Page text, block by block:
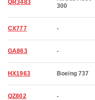
QR3483
300
CX777 -
GA863 -
HX1963 Boeing 737
QZ802 -